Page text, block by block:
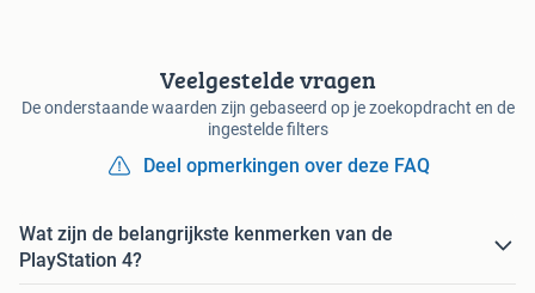
Veelgestelde vragen
De onderstaande waarden zijn gebaseerd op je zoekopdracht en de
ingestelde filters
Deel opmerkingen over deze FAQ
Wat zijn de belangrijkste kenmerken van de
PlayStation 4?